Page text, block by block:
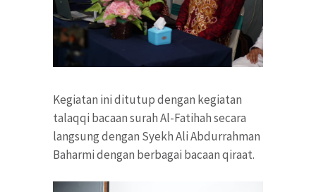
Kegiatan ini ditutup dengan kegiatan
talaqqi bacaan surah Al-Fatihah secara
langsung dengan Syekh Ali Abdurrahman
Baharmi dengan berbagai bacaan qiraat.